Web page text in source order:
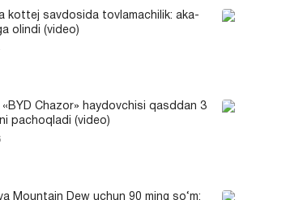
kottej savdosida tovlamachilik: aka-
olindi (video)
Chazor» haydovchisi qasddan 3
pachoqladi (video)
Mountain Dew uchun 90 ming so‘m: